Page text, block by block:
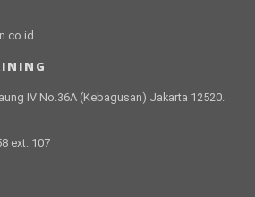
IV No.36A (Kebagusan) Jakarta 12520.
ext. 107